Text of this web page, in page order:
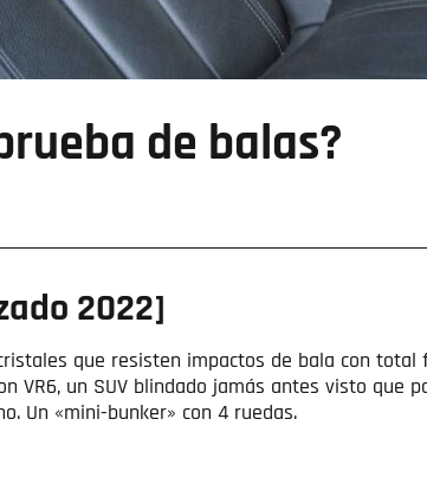
de balas?
2022]
que resisten impactos de bala con
VR6, un SUV blindado jamás antes visto que
Un «mini-bunker» con 4 ruedas.